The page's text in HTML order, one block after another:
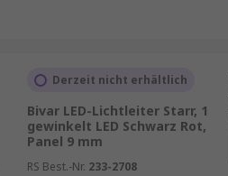
Derzeit nicht erhältlich
Bivar LED-Lichtleiter Starr, 1
gewinkelt LED Schwarz Rot,
Panel 9 mm
RS Best.-Nr. 233-2708